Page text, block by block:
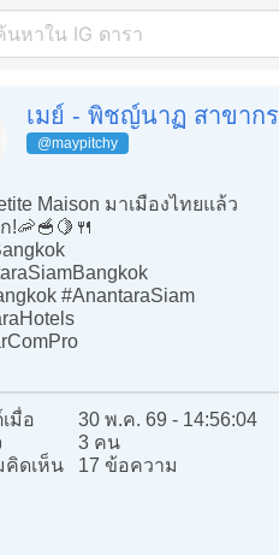
เมย์ - พิชญ์นาฏ สาขากร
@maypitchy
Maison มาเมืองไทยแล้ว
!🦐🥣🍋🍴
#AnantaraSiam
มื่อ
30 พ.ค. 69 - 14:56:04
3 คน
คิดเห็น
17 ข้อความ